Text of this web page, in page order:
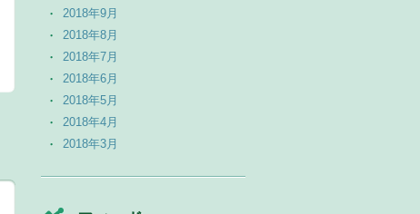
2018年9月
2018年8月
2018年7月
2018年6月
2018年5月
2018年4月
2018年3月
2017年12月